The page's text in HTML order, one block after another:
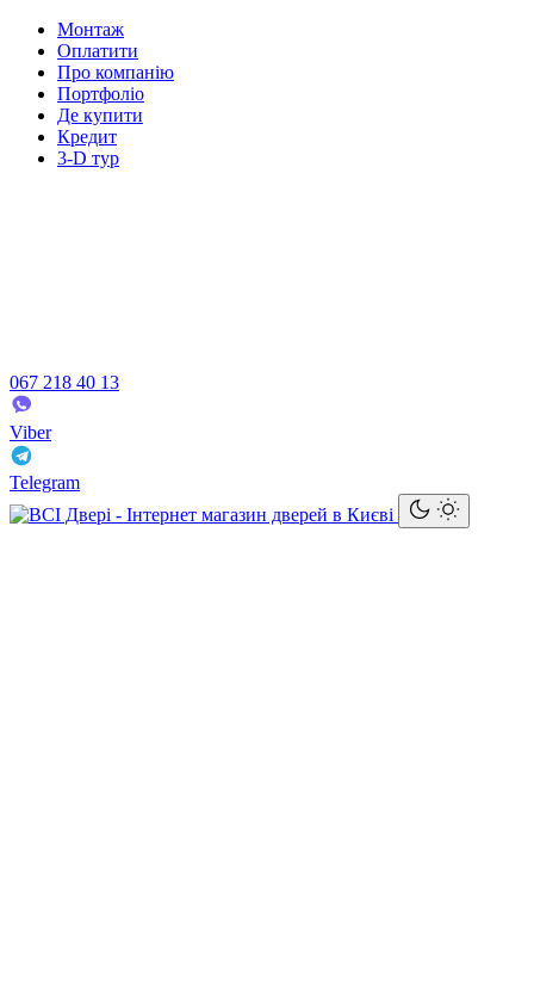
Монтаж
Оплатити
Про компанію
Портфоліо
Де купити
Кредит
3-D тур
067 218 40 13
Viber
Telegram